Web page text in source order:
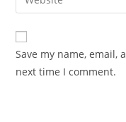
Save my name,
next time I comment.